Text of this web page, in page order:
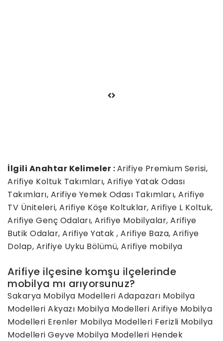
İlgili Anahtar Kelimeler :Arifiye Premium Serisi,
Arifiye Koltuk Takımları, Arifiye Yatak Odası
Takımları, Arifiye Yemek Odası Takımları, Arifiye
TV Üniteleri, Arifiye Köşe Koltuklar, Arifiye L Koltuk,
Arifiye Genç Odaları, Arifiye Mobilyalar, Arifiye
Butik Odalar, Arifiye Yatak , Arifiye Baza, Arifiye
Dolap, Arifiye Uyku Bölümü, Arifiye mobilya
Arifiye ilçesine komşu ilçelerinde
mobilya mı arıyorsunuz?
Sakarya Mobilya Modelleri Adapazarı Mobilya
Modelleri Akyazı Mobilya Modelleri Arifiye Mobilya
Modelleri Erenler Mobilya Modelleri Ferizli Mobilya
Modelleri Geyve Mobilya Modelleri Hendek